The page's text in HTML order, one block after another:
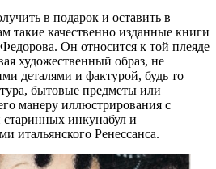
в подарок и оставить в
такие качественно изданные книги
Он относится к той плеяде
художественный образ, не
деталями и фактурой, будь то
бытовые предметы или
манеру иллюстрирования с
инкунабул и
итальянского Ренессанса.